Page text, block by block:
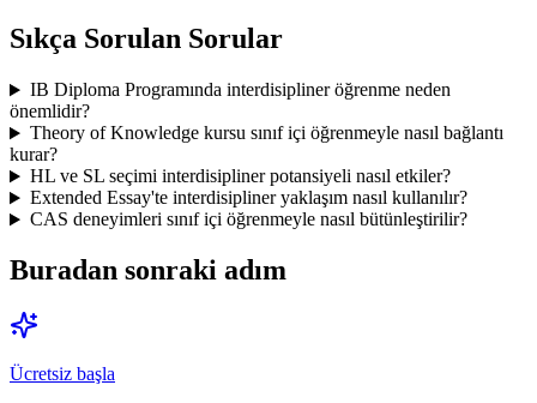
Sıkça Sorulan Sorular
IB Diploma Programında interdisipliner öğrenme neden
önemlidir?
Theory of Knowledge kursu sınıf içi öğrenmeyle nasıl bağlantı
kurar?
HL ve SL seçimi interdisipliner potansiyeli nasıl etkiler?
Extended Essay'te interdisipliner yaklaşım nasıl kullanılır?
CAS deneyimleri sınıf içi öğrenmeyle nasıl bütünleştirilir?
Buradan sonraki adım
Ücretsiz başla